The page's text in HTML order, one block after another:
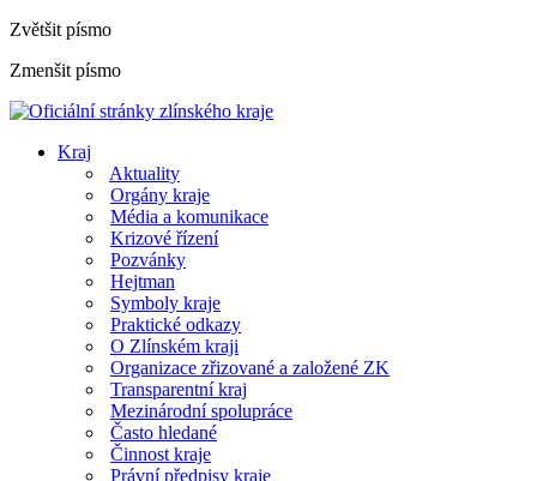
Zvětšit písmo
Zmenšit písmo
Kraj
Aktuality
Orgány kraje
Média a komunikace
Krizové řízení
Pozvánky
Hejtman
Symboly kraje
Praktické odkazy
O Zlínském kraji
Organizace zřizované a založené ZK
Transparentní kraj
Mezinárodní spolupráce
Často hledané
Činnost kraje
Právní předpisy kraje